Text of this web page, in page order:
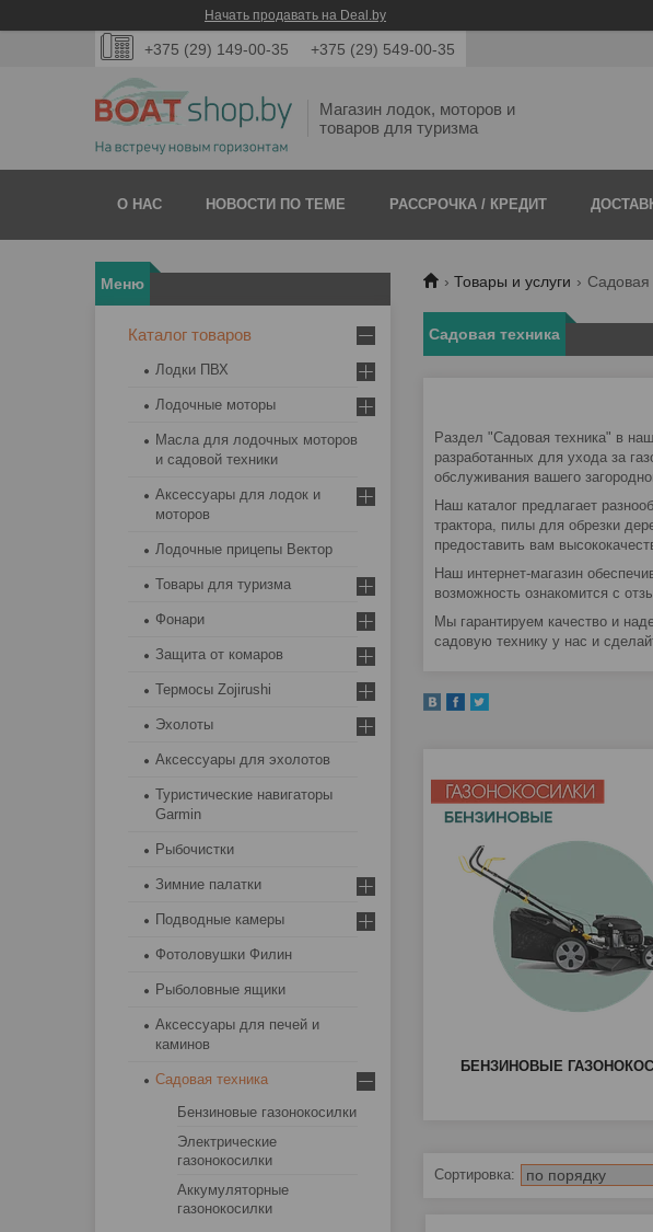
Начать продавать на Deal.by
+375 (29) 149-00-35 +375 (29) 549-00-35
Магазин лодок, моторов и
товаров для туризма
О НАС НОВОСТИ ПО ТЕМЕ РАССРОЧКА / КРЕДИТ
Товары и услуги Садовая
Садовая техника
Раздел "Садовая техника" в
разработанных для ухода за
обслуживания вашего
Наш каталог предлагает
трактора, пилы для обрезки
предоставить вам
Наш интернет-магазин
возможность ознакомится с
Мы гарантируем качество и
садовую технику у нас и
БЕНЗИНОВЫЕ
Каталог товаров
Лодки ПВХ
Лодочные моторы
Масла для лодочных моторов
и садовой техники
Аксессуары для лодок и
моторов
Лодочные прицепы Вектор
Товары для туризма
Фонари
Защита от комаров
Термосы Zojirushi
Эхолоты
Аксессуары для эхолотов
Туристические навигаторы
Garmin
Рыбочистки
Зимние палатки
Подводные камеры
Фотоловушки Филин
Рыболовные ящики
Аксессуары для печей и
каминов
Садовая техника
Бензиновые газонокосилки
Электрические
газонокосилки
Аккумуляторные
газонокосилки